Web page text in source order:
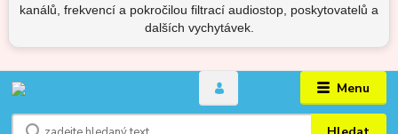
kanálů, frekvencí a pokročilou filtrací audiostop, poskytovatelů a
dalších vychytávek.
Menu